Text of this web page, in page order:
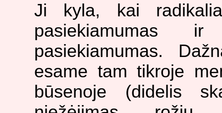
Ji kyla, kai
pasiekiamumas
pasiekiamumas.
esame tam tikroje
būsenoje (didelis